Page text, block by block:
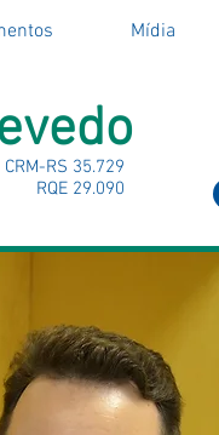
Mídia
CRM-RS 35.729
RQE 29.090